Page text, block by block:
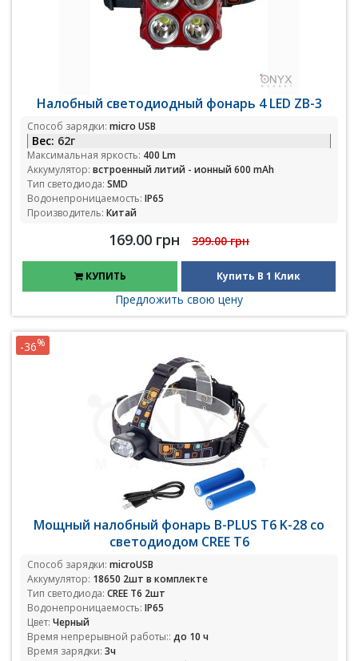
Налобный светодиодный фонарь 4 LED ZB-3
Способ зарядки: micro USB
Вес: 62г
Максимальная яркость: 400 Lm
Аккумулятор: встроенный литий - ионный 600 mAh
Тип светодиода: SMD
Водонепроницаемость: IP65
Производитель: Китай
169.00 грн 399.00 грн
КУПИТЬ Купить В 1 Клик
Предложить свою цену
Мощный налобный фонарь B-PLUS Т6 K-28 со
светодиодом CREE T6
Способ зарядки: microUSB
Аккумулятор: 18650 2шт в комплекте
Тип светодиода: CREE T6 2шт
Водонепроницаемость: IP65
Цвет: Черный
Время непрерывной работы:: до 10 ч
Время зарядки: 3ч
-36%